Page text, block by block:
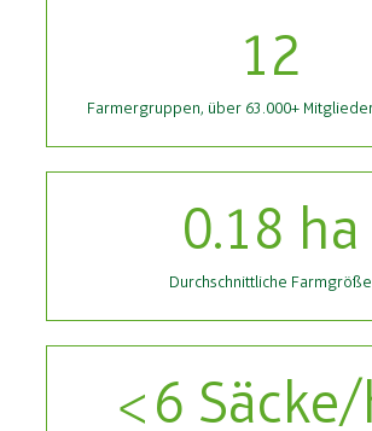
12
Farmergruppen, über 63.000+
0.18 ha
Durchschnittliche Farmgröße
6